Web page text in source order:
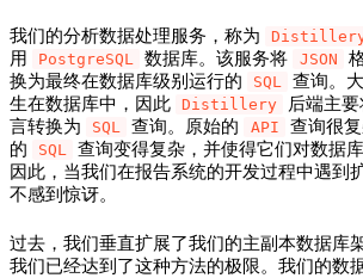
我们的分析数据处理服务，称为
用
PostgreSQL 数据库。该服务将 JSON
换为最终在数据库级别运行的
SQL 查询。
生在数据库中，因此
Distillery
后端主
言转换为
SQL 查询。原始的 API
查询很
的
SQL 查询变得复杂，并使得它们对数据
因此，当我们在报告系统的开发过程中遇到
不感到惊讶。
过去，我们垂直扩展了我们的主副本数据库
我们已经达到了这种方法的极限。我们的数